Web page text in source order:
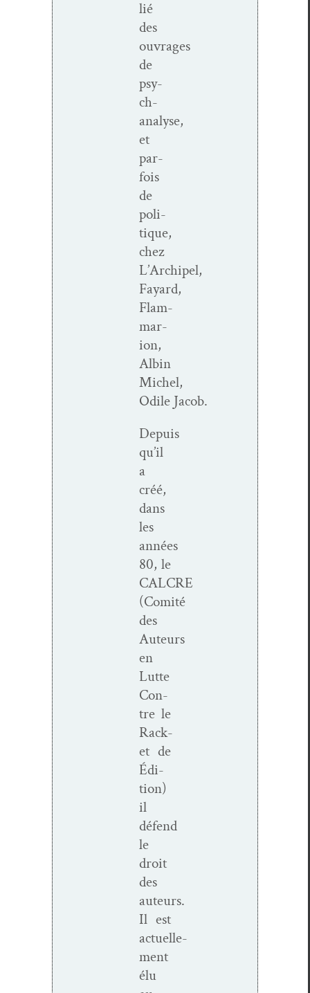
lié
des
ouvrages
de
psy­
ch­
analyse,
et
par­
fois
de
poli­
tique,
chez
L’Archipel,
Fayard,
Flam­
mar­
i­on,
Albin
Michel,
Odile Jacob.
Depuis
qu’il
a
créé,
dans
les
années
80, le
CALCRE
(Comité
des
Auteurs
en
Lutte
Con­
tre le
Rack­
et de
Édi­
tion)
il
défend
le
droit
des
auteurs.
Il est
actuelle­
ment
élu